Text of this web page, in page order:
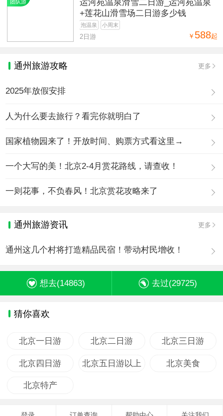
团队游
运河苑温泉滑雪二日游_运河苑温泉
+莲花山滑雪场二日游多少钱
泡温泉 小周末
￥ 588起
2日游
通州旅游攻略 更多
2025年放假安排
人为什么要去旅行？看完你就明白了
国家植物园来了！开放时间、购票方式看这里→
一个大写的美！北京2-4月赏花路线，请查收！
一则花事，不负春风！北京赏花攻略来了
通州旅游资讯 更多
通州这几个村将打造精品民宿！带动村民增收！
想去(14863) 去过(29725)
猜你喜欢
北京一日游 北京二日游 北京三日游
北京四日游 北京五日游以上 北京美食
北京特产